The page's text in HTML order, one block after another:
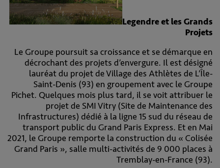
Legendre et les Grands
Projets
Le Groupe poursuit sa croissance et se démarque en
décrochant des projets d’envergure. Il est désigné
lauréat du projet de Village des Athlètes de L’Île-
Saint-Denis (93) en groupement avec le Groupe
Pichet. Quelques mois plus tard, il se voit attribuer le
projet de SMI Vitry (Site de Maintenance des
Infrastructures) dédié à la ligne 15 sud du réseau de
transport public du Grand Paris Express. Et en Mai
2021, le Groupe remporte la construction du « Colisée
Grand Paris », salle multi-activités de 9 000 places à
Tremblay-en-France (93).